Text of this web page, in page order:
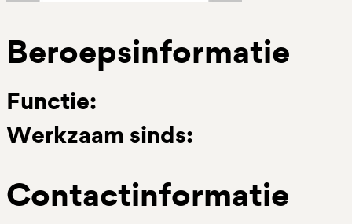
Beroepsinformatie
Functie:
Werkzaam sinds:
Contactinformatie